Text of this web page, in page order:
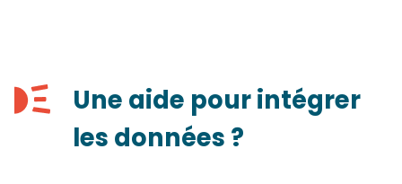
Une aide pour intégrer
les données ?